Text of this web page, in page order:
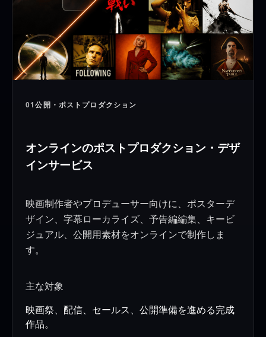
01公開・ポストプロダクション
オンラインのポストプロダクション・デザ
インサービス
映画制作者やプロデューサー向けに、ポスターデ
ザイン、字幕ローカライズ、予告編編集、キービ
ジュアル、公開用素材をオンラインで制作しま
す。
主な対象
映画祭、配信、セールス、公開準備を進める完成
作品。